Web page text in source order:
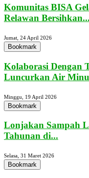
Komunitas BISA
Relawan Bersihkan...
Jumat, 24 April 2026
Bookmark
Kolaborasi Dengan
Luncurkan Air
Minggu, 19 April 2026
Bookmark
Lonjakan Sampah
Tahunan di...
Selasa, 31 Maret 2026
Bookmark